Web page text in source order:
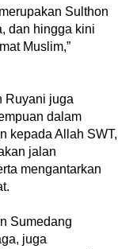
Sulthon
dan hingga kini
Muslim,”
Ruyani juga
dalam
kepada Allah SWT,
jalan
mengantarkan
Sumedang
juga